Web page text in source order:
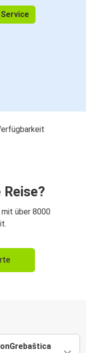
mit über 8000